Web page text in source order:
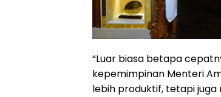
“Luar biasa betapa
kepemimpinan Menteri
lebih produktif, tetapi juga